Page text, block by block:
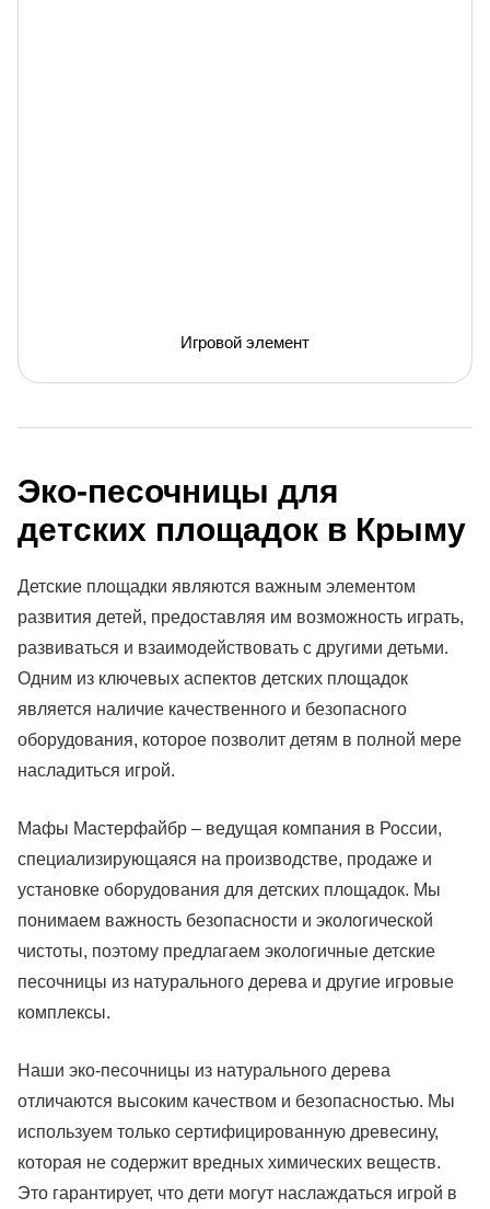
Игровой элемент
Эко-песочницы для
детских площадок в Крыму
Детские площадки являются важным элементом
развития детей, предоставляя им возможность играть,
развиваться и взаимодействовать с другими детьми.
Одним из ключевых аспектов детских площадок
является наличие качественного и безопасного
оборудования, которое позволит детям в полной мере
насладиться игрой.
Мафы Мастерфайбр – ведущая компания в России,
специализирующаяся на производстве, продаже и
установке оборудования для детских площадок. Мы
понимаем важность безопасности и экологической
чистоты, поэтому предлагаем экологичные детские
песочницы из натурального дерева и другие игровые
комплексы.
Наши эко-песочницы из натурального дерева
отличаются высоким качеством и безопасностью. Мы
используем только сертифицированную древесину,
которая не содержит вредных химических веществ.
Это гарантирует, что дети могут наслаждаться игрой в